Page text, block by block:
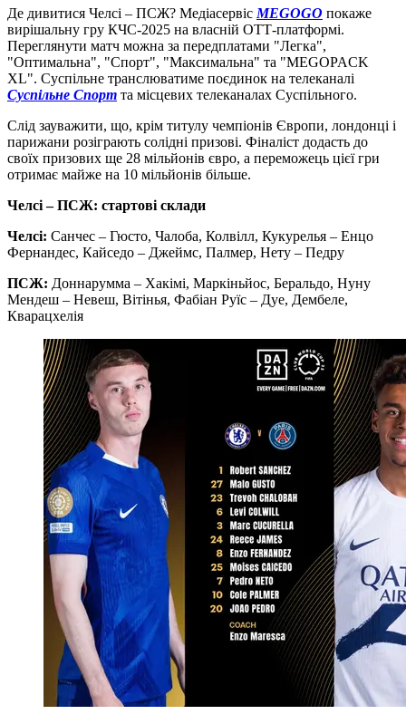
Де дивитися Челсі – ПСЖ? Медіасервіс MEGOGO покаже
вирішальну гру КЧС-2025 на власній ОТТ-платформі.
Переглянути матч можна за передплатами "Легка",
"Оптимальна", "Спорт", "Максимальна" та "MEGOPACK
XL". Суспільне транслюватиме поєдинок на телеканалі
Суспільне Спорт та місцевих телеканалах Суспільного.
Слід зауважити, що, крім титулу чемпіонів Європи, лондонці і
парижани розіграють солідні призові. Фіналіст додасть до
своїх призових ще 28 мільйонів євро, а переможець цієї гри
отримає майже на 10 мільйонів більше.
Челсі – ПСЖ: стартові склади
Челсі: Санчес – Гюсто, Чалоба, Колвілл, Кукурелья – Енцо
Фернандес, Кайседо – Джеймс, Палмер, Нету – Педру
ПСЖ: Доннарумма – Хакімі, Маркіньйос, Беральдо, Нуну
Мендеш – Невеш, Вітінья, Фабіан Руїс – Дуе, Дембеле,
Кварацхелія